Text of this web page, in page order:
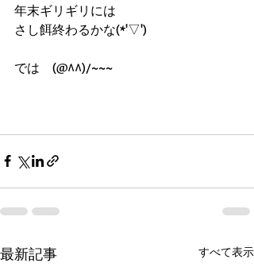
年末ギリギリには
さし餌終わるかな(*'▽')
では　(@^^)/~~~
最新記事 すべて表示